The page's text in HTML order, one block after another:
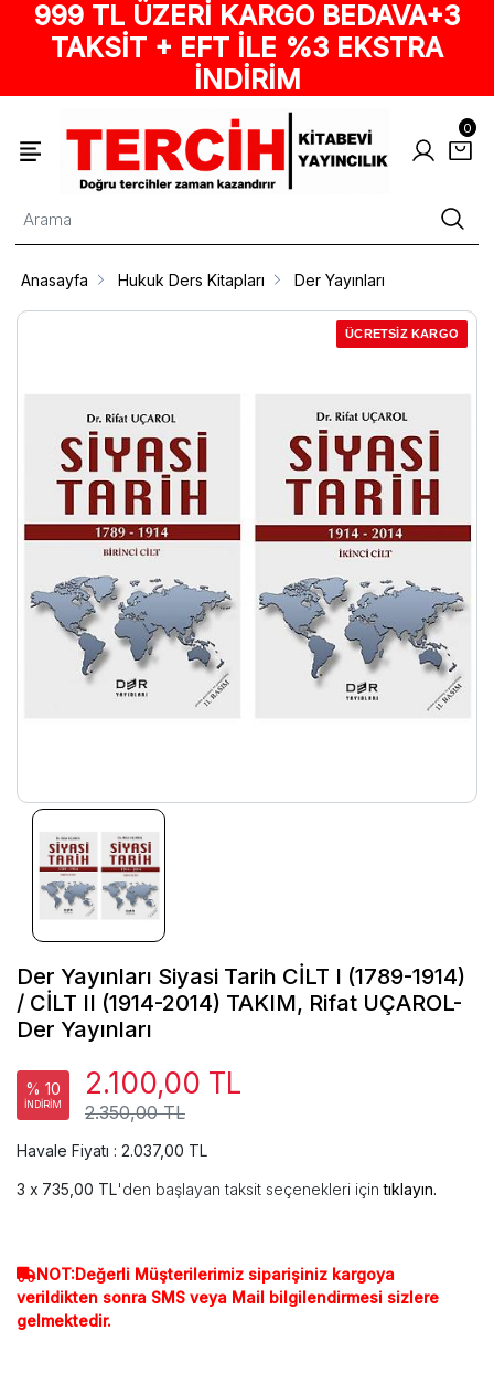
999 TL ÜZERİ KARGO BEDAVA+3
TAKSİT + EFT İLE %3 EKSTRA
İNDİRİM
0
Anasayfa Hukuk Ders Kitapları Der Yayınları
ÜCRETSİZ KARGO
Der Yayınları Siyasi Tarih CİLT I (1789-1914)
/ CİLT II (1914-2014) TAKIM, Rifat UÇAROL-
Der Yayınları
% 10
İNDİRİM 2.350,00 TL
2.100,00 TL
Havale Fiyatı : 2.037,00 TL
735,00 TL'den başlayan taksit seçenekleri içintıklayın.
NOT:Değerli Müşterilerimiz siparişiniz kargoya
verildikten sonra SMS veya Mail bilgilendirmesi sizlere
gelmektedir.